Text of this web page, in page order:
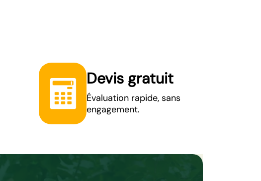
Devis gratuit
Évaluation rapide, sans
engagement.